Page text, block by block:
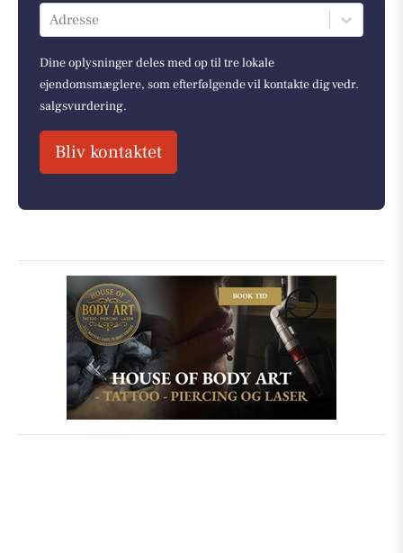
Adresse
Dine oplysninger deles med op til tre lokale
ejendomsmæglere, som efterfølgende vil kontakte dig vedr.
salgsvurdering.
Bliv kontaktet